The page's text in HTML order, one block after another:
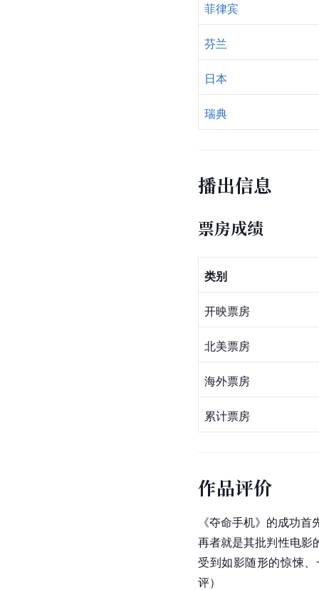
菲律宾
芬兰
日本
瑞典
播出信息
票房成绩
类别
开映票房
北美票房
海外票房
累计票房
作品评价
《夺命手机》的成功
再者就是其批判性电影
受到如影随形的惊悚
评）